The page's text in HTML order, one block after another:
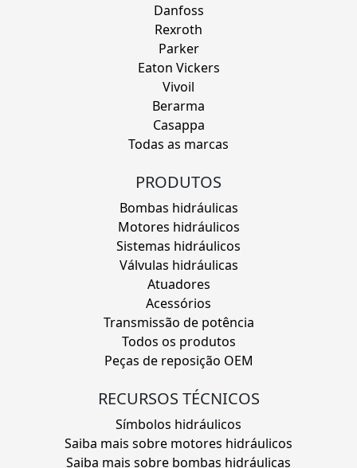
Danfoss
Rexroth
Parker
Eaton Vickers
Vivoil
Berarma
Casappa
Todas as marcas
PRODUTOS
Bombas hidráulicas
Motores hidráulicos
Sistemas hidráulicos
Válvulas hidráulicas
Atuadores
Acessórios
Transmissão de potência
Todos os produtos
Peças de reposição OEM
RECURSOS TÉCNICOS
Símbolos hidráulicos
Saiba mais sobre motores hidráulicos
Saiba mais sobre bombas hidráulicas